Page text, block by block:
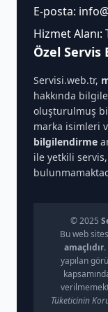
E-posta:
Hizmet Alanı:
Özel
Servisi.web.tr,
hakkında
oluşturulmuş
marka isimleri
bilgilendirme
ile yetkili
© 2025
Bu web
amaçlıdır.
yapılan
Tüketicinin